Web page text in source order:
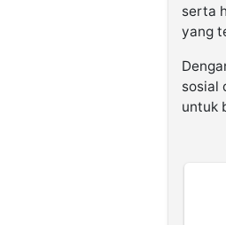
serta
yang
sosial
untuk